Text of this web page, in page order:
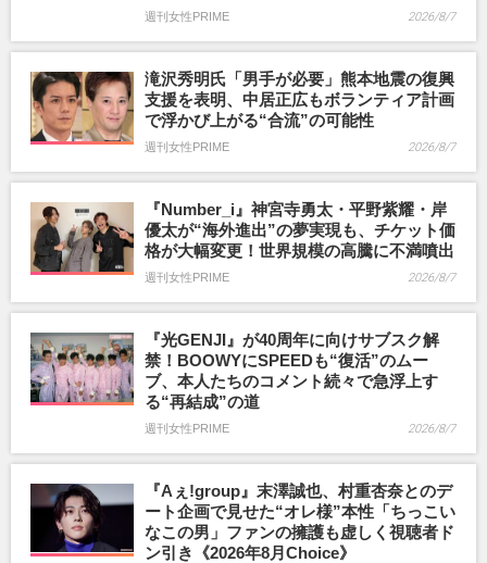
週刊女性PRIME 2026/8/7
滝沢秀明氏「男手が必要」熊本地震の復興
支援を表明、中居正広もボランティア計画
で浮かび上がる“合流”の可能性
週刊女性PRIME 2026/8/7
『Number_i』神宮寺勇太・平野紫耀・岸
優太が“海外進出”の夢実現も、チケット価
格が大幅変更！世界規模の高騰に不満噴出
週刊女性PRIME 2026/8/7
『光GENJI』が40周年に向けサブスク解
禁！BOOWYにSPEEDも“復活”のムー
ブ、本人たちのコメント続々で急浮上す
る“再結成”の道
週刊女性PRIME 2026/8/7
『Aぇ!group』末澤誠也、村重杏奈とのデ
ート企画で見せた“オレ様”本性「ちっこい
なこの男」ファンの擁護も虚しく視聴者ド
ン引き《2026年8月Choice》